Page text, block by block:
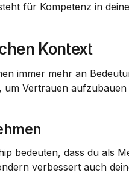
für Kompetenz in
Kontext
immer mehr an
um Vertrauen
bedeuten, dass du als
verbessert auch